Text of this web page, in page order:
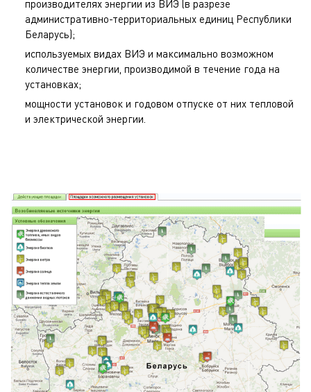
производителях энергии из ВИЭ (в разрезе
административно-территориальных единиц Республики
Беларусь);
используемых видах ВИЭ и максимально возможном
количестве энергии, производимой в течение года на
установках;
мощности установок и годовом отпуске от них тепловой
и электрической энергии.